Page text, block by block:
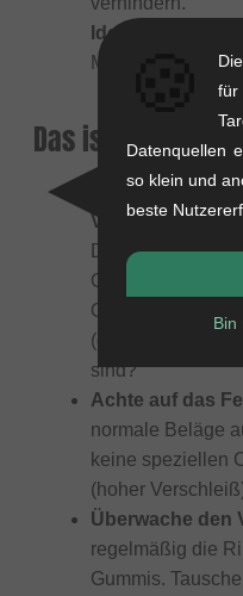
Ideal für:
Mountainbike
Das ist wichtig
Prüfe Dein
V-Brake-Schuhe
Diese gibt es oft
Gummi wird
Oder benötigst
(oft 55 mm), wie
sind?
Achte auf das
normale Beläge
keine speziellen
(hoher
Überwache den
regelmäßig die
Gummis.
Datenquellen
so klein und
beste
Bin